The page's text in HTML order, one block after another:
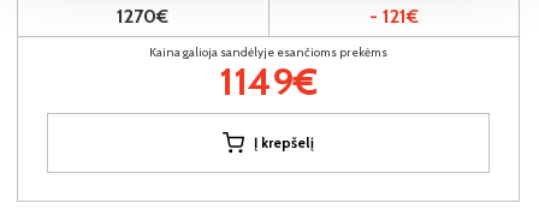
1270€ - 121€
Kaina galioja sandėlyje esančioms prekėms
1149€
Į krepšelį